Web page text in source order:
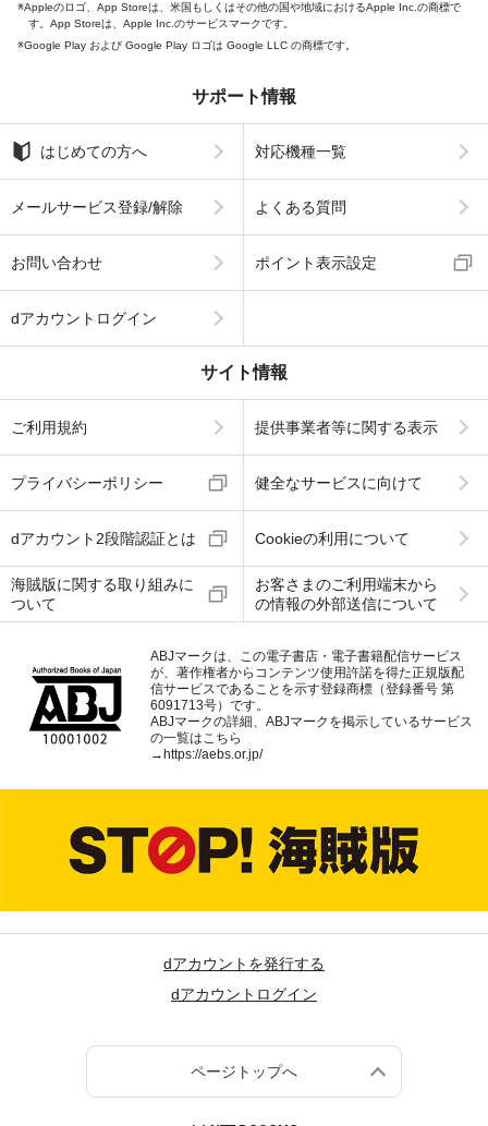
Appleのロゴ、App Storeは、米国もしくはその他の国や地域におけるApple Inc.の商標で
す。App Storeは、Apple Inc.のサービスマークです。
Google Play および Google Play ロゴは Google LLC の商標です。
サポート情報
はじめての方へ 対応機種一覧
メールサービス登録/解除 よくある質問
お問い合わせ ポイント表示設定
dアカウントログイン
サイト情報
ご利用規約 提供事業者等に関する表示
プライバシーポリシー 健全なサービスに向けて
dアカウント2段階認証とは Cookieの利用について
海賊版に関する取り組みに
ついて
お客さまのご利用端末から
の情報の外部送信について
ABJマークは、この電子書店・電子書籍配信サービス
が、著作権者からコンテンツ使用許諾を得た正規版配
信サービスであることを示す登録商標（登録番号 第
6091713号）です。
ABJマークの詳細、ABJマークを掲示しているサービス
の一覧はこちら
→ https://aebs.or.jp/
dアカウントを発行する
dアカウントログイン
ページトップへ